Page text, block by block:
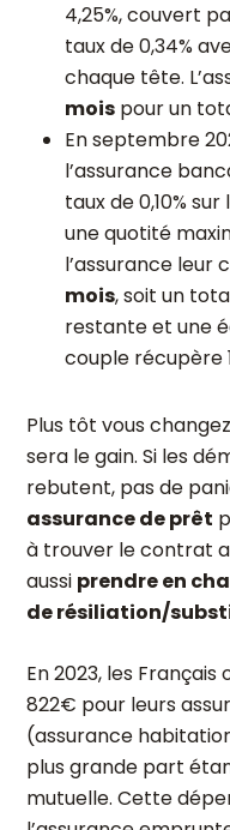
4,25%, couvert
taux de 0,34%
chaque tête.
mois pour un
En septembre
l’assurance
taux de 0,10%
une quotité
l’assurance leur
mois, soit un
restante et une
couple récupère
Plus tôt vous
sera le gain. Si les
rebutent, pas de
assurance de prêt
à trouver le contrat
aussi prendre en
de résiliation/
En 2023, les
822€ pour leurs
(assurance
plus grande part
mutuelle. Cette